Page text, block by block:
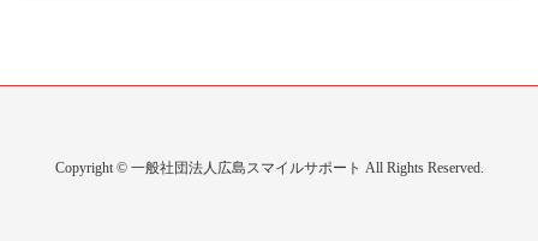
Copyright © 一般社団法人広島スマイルサポート All Rights Reserved.